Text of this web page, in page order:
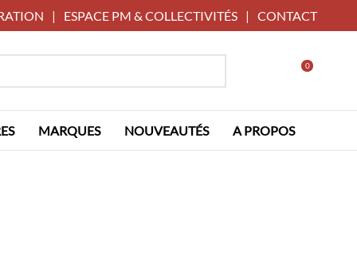
| ESPACE PM & COLLECTIVITÉS | CONTACT
0
MARQUES NOUVEAUTÉS A PROPOS